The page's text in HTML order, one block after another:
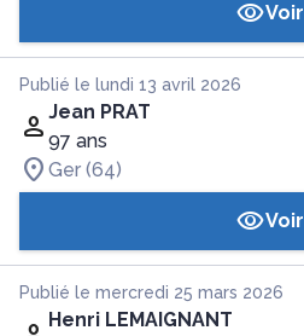
Voir
Publié le lundi 13 avril 2026
Jean PRAT
97 ans
Ger (64)
Voir
Publié le mercredi 25 mars 2026
Henri LEMAIGNANT